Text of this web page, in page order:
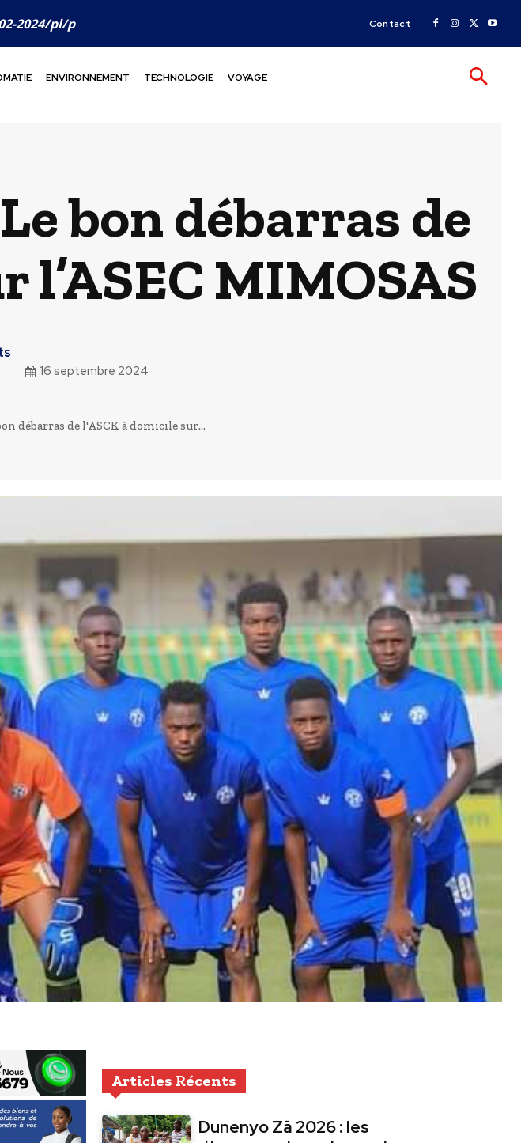
2024/pl/p Contact
ENVIRONNEMENT TECHNOLOGIE VOYAGE
bon débarras de
l’ASEC MIMOSAS
16 septembre 2024
débarras de l'ASCK à domicile sur...
Articles Récents
Dunenyo Zā 2026 : les